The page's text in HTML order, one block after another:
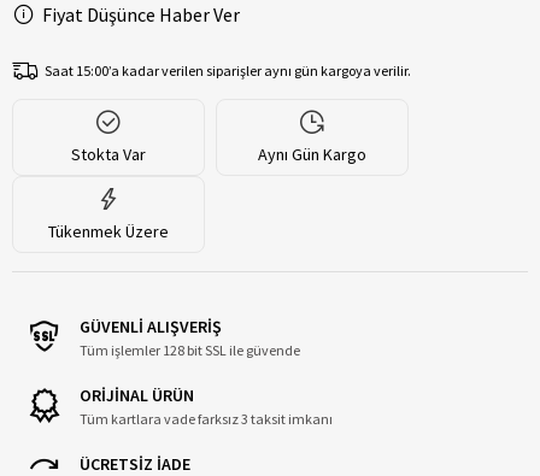
Fiyat Düşünce Haber Ver
Saat 15:00’a kadar verilen siparişler aynı gün kargoya verilir.
Stokta Var Aynı Gün Kargo
Tükenmek Üzere
GÜVENLİ ALIŞVERİŞ
Tüm işlemler 128 bit SSL ile güvende
ORİJİNAL ÜRÜN
Tüm kartlara vade farksız 3 taksit imkanı
ÜCRETSİZ İADE